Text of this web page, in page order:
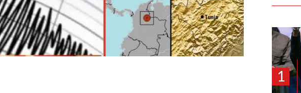
1